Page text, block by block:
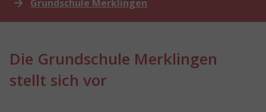
Grundschule Merklingen
Die Grundschule Merklingen
stellt sich vor